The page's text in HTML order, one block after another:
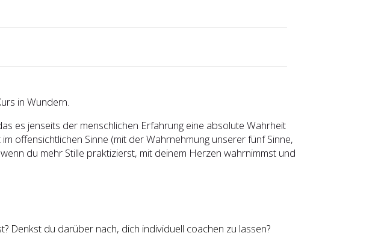
in Wundern.
es jenseits der menschlichen Erfahrung eine absolute Wahrheit
offensichtlichen Sinne (mit der Wahrnehmung unserer fünf Sinne,
du mehr Stille praktizierst, mit deinem Herzen wahrnimmst und
Denkst du darüber nach, dich individuell coachen zu lassen?